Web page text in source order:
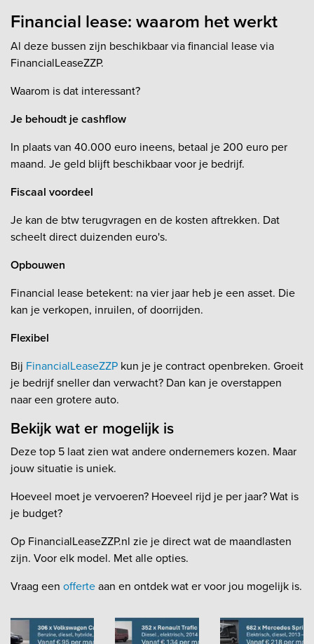
Financial lease: waarom het werkt
Al deze bussen zijn beschikbaar via financial lease via
FinancialLeaseZZP.
Waarom is dat interessant?
Je behoudt je cashflow
In plaats van 40.000 euro ineens, betaal je 200 euro per
maand. Je geld blijft beschikbaar voor je bedrijf.
Fiscaal voordeel
Je kan de btw terugvragen en de kosten aftrekken. Dat
scheelt direct duizenden euro's.
Opbouwen
Financial lease betekent: na vier jaar heb je een asset. Die
kan je verkopen, inruilen, of doorrijden.
Flexibel
Bij FinancialLeaseZZP kun je je contract openbreken. Groeit
je bedrijf sneller dan verwacht? Dan kan je overstappen
naar een grotere auto.
Bekijk wat er mogelijk is
Deze top 5 laat zien wat andere ondernemers kozen. Maar
jouw situatie is uniek.
Hoeveel moet je vervoeren? Hoeveel rijd je per jaar? Wat is
je budget?
Op FinancialLeaseZZP.nl zie je direct wat de maandlasten
zijn. Voor elk model. Met alle opties.
Vraag een offerteaan en ontdek wat er voor jou mogelijk is.